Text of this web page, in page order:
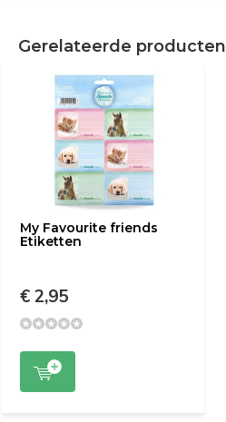
Gerelateerde producten
My Favourite friends
Etiketten
€ 2,95